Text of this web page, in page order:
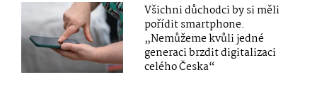
Všichni důchodci by si měli
pořídit smartphone.
„Nemůžeme kvůli jedné
generaci brzdit digitalizaci
celého Česka“